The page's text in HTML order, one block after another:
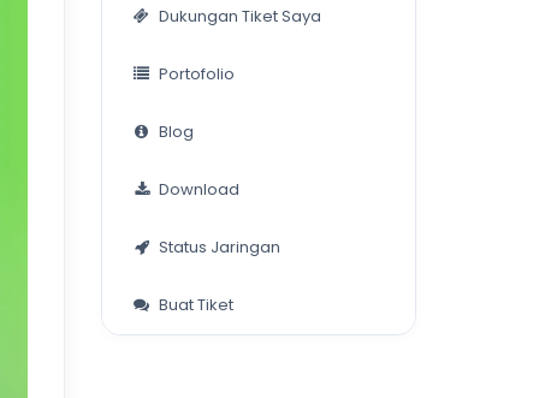
Dukungan Tiket Saya
Portofolio
Blog
Download
Status Jaringan
Buat Tiket